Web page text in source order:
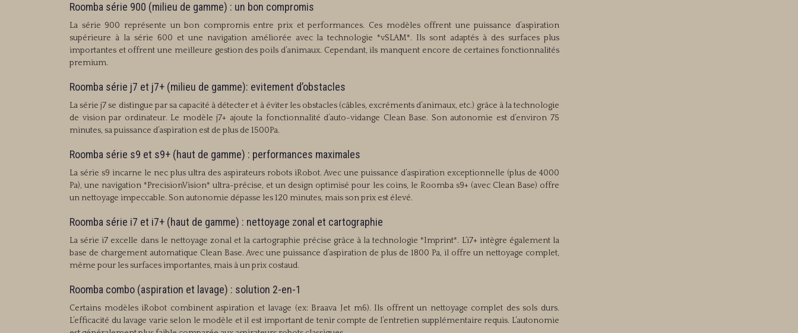
Roomba série 900 (milieu de gamme) : un bon compromis
La série 900 représente un bon compromis entre prix et performances. Ces modèles offrent une puissance d’aspiration
supérieure à la série 600 et une navigation améliorée avec la technologie *vSLAM*. Ils sont adaptés à des surfaces plus
importantes et offrent une meilleure gestion des poils d’animaux. Cependant, ils manquent encore de certaines fonctionnalités
premium.
Roomba série j7 et j7+ (milieu de gamme): evitement d’obstacles
La série j7 se distingue par sa capacité à détecter et à éviter les obstacles (câbles, excréments d’animaux, etc.) grâce à la technologie
de vision par ordinateur. Le modèle j7+ ajoute la fonctionnalité d’auto-vidange Clean Base. Son autonomie est d’environ 75
minutes, sa puissance d’aspiration est de plus de 1500Pa.
Roomba série s9 et s9+ (haut de gamme) : performances maximales
La série s9 incarne le nec plus ultra des aspirateurs robots iRobot. Avec une puissance d’aspiration exceptionnelle (plus de 4000
Pa), une navigation *PrecisionVision* ultra-précise, et un design optimisé pour les coins, le Roomba s9+ (avec Clean Base) offre
un nettoyage impeccable. Son autonomie dépasse les 120 minutes, mais son prix est élevé.
Roomba série i7 et i7+ (haut de gamme) : nettoyage zonal et cartographie
La série i7 excelle dans le nettoyage zonal et la cartographie précise grâce à la technologie *Imprint*. L’i7+ intègre également la
base de chargement automatique Clean Base. Avec une puissance d’aspiration de plus de 1800 Pa, il offre un nettoyage complet,
même pour les surfaces importantes, mais à un prix costaud.
Roomba combo (aspiration et lavage) : solution 2-en-1
Certains modèles iRobot combinent aspiration et lavage (ex: Braava Jet m6). Ils offrent un nettoyage complet des sols durs.
L’efficacité du lavage varie selon le modèle et il est important de tenir compte de l’entretien supplémentaire requis. L’autonomie